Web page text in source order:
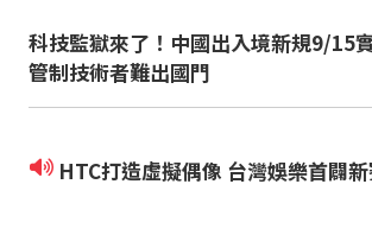
科技監獄來了！中國出入境新規9/15
管制技術者難出國門
HTC打造虛擬偶像 台灣娛樂首闢